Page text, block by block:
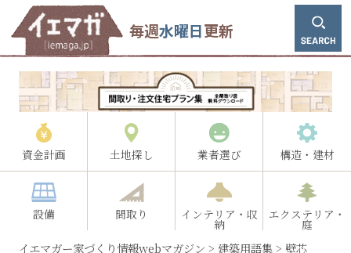
毎週水曜日更新
資金計画 土地探し 業者選び 構造・建材
設備 間取り インテリア・収
納
エクステリア・
庭
イエマガー家づくり情報webマガジン > 建築用語集> 壁芯